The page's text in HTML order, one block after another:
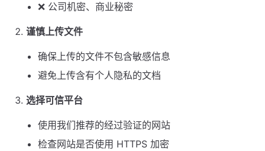
❌ 公司机密、商业秘密
谨慎上传文件
确保上传的文件不包含敏感信息
避免上传含有个人隐私的文档
选择可信平台
使用我们推荐的经过验证的网站
检查网站是否使用 HTTPS 加密